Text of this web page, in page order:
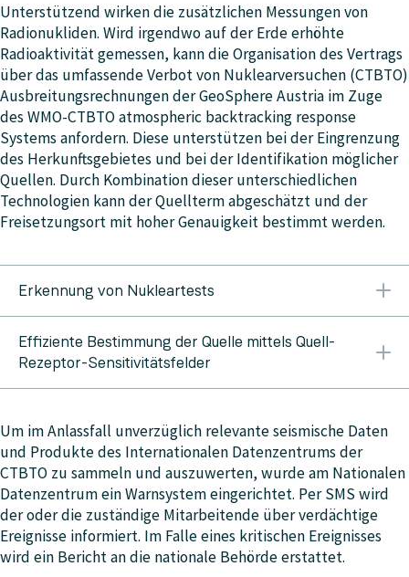
Unterstützend wirken die zusätzlichen Messungen von
Radionukliden. Wird irgendwo auf der Erde erhöhte
Radioaktivität gemessen, kann die Organisation des Vertrags
über das umfassende Verbot von Nuklearversuchen (CTBTO)
Ausbreitungsrechnungen der GeoSphere Austria im Zuge
des WMO-CTBTO atmospheric backtracking response
Systems anfordern. Diese unterstützen bei der Eingrenzung
des Herkunftsgebietes und bei der Identifikation möglicher
Quellen. Durch Kombination dieser unterschiedlichen
Technologien kann der Quellterm abgeschätzt und der
Freisetzungsort mit hoher Genauigkeit bestimmt werden.
Erkennung von Nukleartests
Aufgaben bei der Erkennung von Nuklearwaffentests
ist deren Unterscheidung von Erdbeben. Es ereignen
sich fast 10.000 Erdbeben pro Jahr (also mehr als ein
von 4 aufweisen. Aus dieser Flut von Daten sind nun
mögliche Nuklearwaffentests herauszufiltern. Zunächst
erfolgt eine Lokalisierung anhand der seismischen
Daten und in weiterer Folge werden spezielle Kriterien
angewandt, die aus der Signalform der
aufgezeichneten Bodenbewegungen abgeleitet
werden können. Damit werden Erschütterungen, die
Effiziente Bestimmung der Quelle mittels Quell-
Rezeptor-Sensitivitätsfelder
Kommt die Rückwärtsmodellierung zum Einsatz,
werden sogenannte „Quell-Rezeptor-
Sensitivitätsfelder“ berechnet. Mit diesen kann man
einen Zusammenhang zwischen gemessenen
Konzentrationswerten und möglichen Quelltermen
herstellen. Bei der Rückwärtssimulation wird für jeden
Simulationszeitschritt und jede Gitterzelle die Quell-
Um im Anlassfall unverzüglich relevante seismische Daten
und Produkte des Internationalen Datenzentrums der
CTBTO zu sammeln und auszuwerten, wurde am Nationalen
Datenzentrum ein Warnsystem eingerichtet. Per SMS wird
der oder die zuständige Mitarbeitende über verdächtige
Ereignisse informiert. Im Falle eines kritischen Ereignisses
wird ein Bericht an die nationale Behörde erstattet.